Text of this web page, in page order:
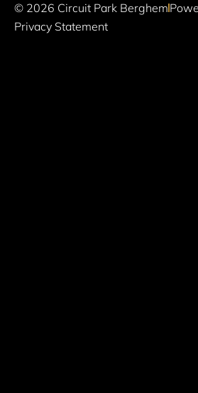
© 2026 Circuit Park Berghem
Privacy Statement